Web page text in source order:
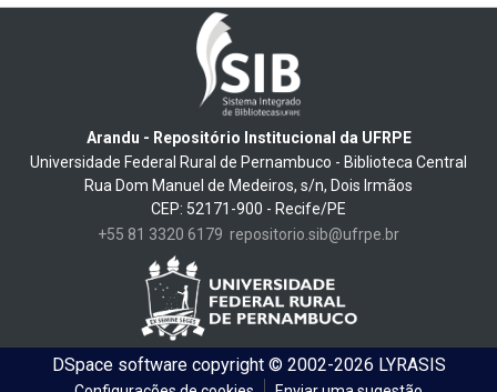
Arandu - Repositório Institucional da UFRPE
Universidade Federal Rural de Pernambuco - Biblioteca Central
Rua Dom Manuel de Medeiros, s/n, Dois Irmãos
CEP: 52171-900 - Recife/PE
+55 81 3320 6179 repositorio.sib@ufrpe.br
DSpace softwarecopyright © 2002-2026 LYRASIS